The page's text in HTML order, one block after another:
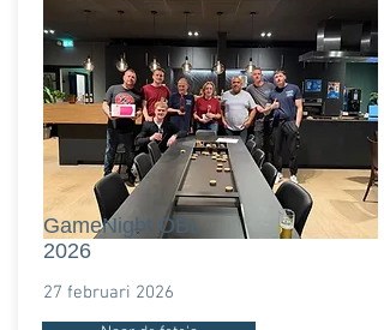
GameNight OBL
2026
27 februari 2026